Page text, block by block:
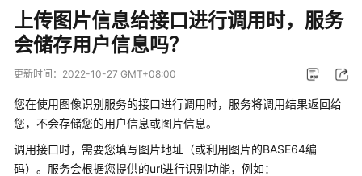
最
新
动
服
务
告
上传图片信息给接口进行调用时，服务
会储存用户信息吗？
更新时间： 2022-10-27 GMT+08:00
您在使用图像识别服务的接口进行调用时，服务将调用结果返回给
您，不会存储您的用户信息或图片信息。
调用接口时，需要您填写图片地址（或利用图片的BASE64编
码）。服务会根据您提供的url进行识别功能，例如：